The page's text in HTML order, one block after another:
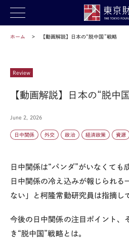
ホーム 【動画解説】日本の“脱中国”戦略
Review
【動画解説】日本の“脱中
June 2, 2026
日中関係 外交 政治 経済政策 資源
日中関係は“パンダ”がいなくても
日中関係の冷え込みが報じられる
ない」と柯隆常勤研究員は指摘し
今後の日中関係の注目ポイント、
き “脱中国 ”戦略とは。